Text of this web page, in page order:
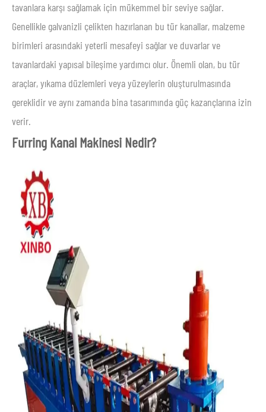
tavanlara karşı sağlamak için mükemmel bir seviye sağlar.
Genellikle galvanizli çelikten hazırlanan bu tür kanallar, malzeme
birimleri arasındaki yeterli mesafeyi sağlar ve duvarlar ve
tavanlardaki yapısal bileşime yardımcı olur. Önemli olan, bu tür
araçlar, yıkama düzlemleri veya yüzeylerin oluşturulmasında
gereklidir ve aynı zamanda bina tasarımında güç kazançlarına izin
verir.
Furring Kanal Makinesi Nedir?